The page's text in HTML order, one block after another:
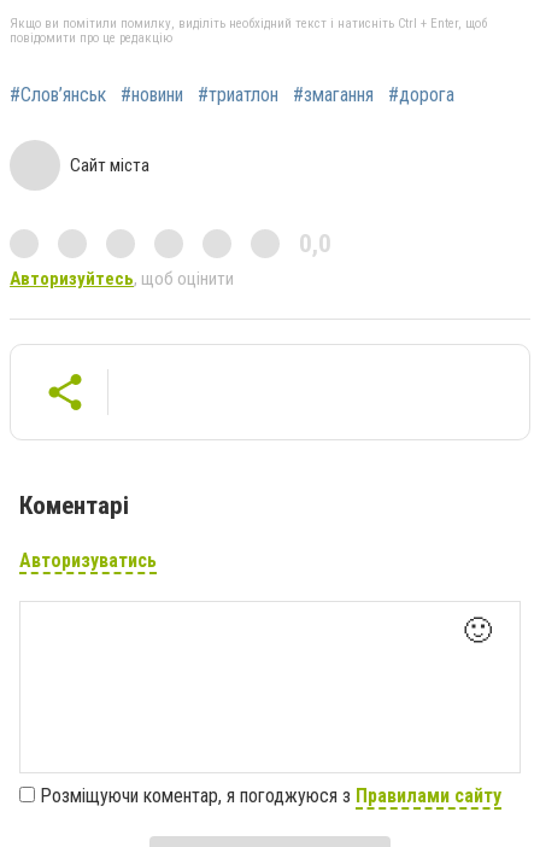
Якщо ви помітили помилку, виділіть необхідний текст і натисніть Ctrl + Enter, щоб
повідомити про це редакцію
#Слов’янськ #новини #триатлон #змагання #дорога
Сайт міста
0,0
Авторизуйтесь, щоб оцінити
Коментарі
Авторизуватись
🙂
Розміщуючи коментар, я погоджуюся з Правилами сайту